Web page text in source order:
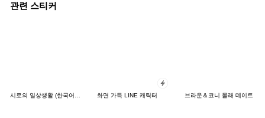
관련 스티커
시로의 일상생활 (한국어&일본어) 화면 가득 LINE 캐릭터 브라운＆코니 몰래 데이트